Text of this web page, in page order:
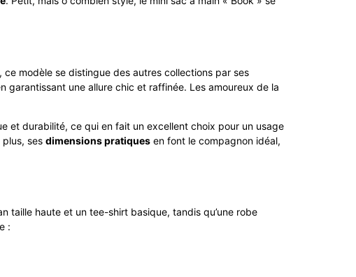
modèle se distingue des autres collections par ses
garantissant une allure chic et raffinée. Les amoureux de la
et durabilité, ce qui en fait un excellent choix pour un usage
ses dimensions pratiques en font le compagnon idéal,
taille haute et un tee-shirt basique, tandis qu’une robe
: